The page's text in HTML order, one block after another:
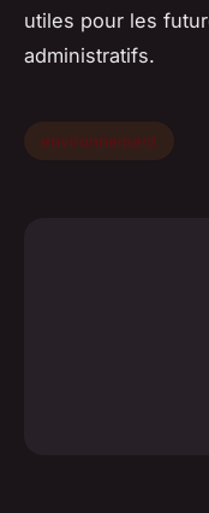
utiles pour les
administratifs.
environnement